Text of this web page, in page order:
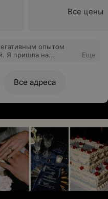
Все цены
опытом
Я пришла на
от визита
цеплялись к
Вместо того чтобы
напряженную
но и мне.
должна была
к этому
того чтобы
она
хамить,
и выгонять меня
где находится.
отношение
Не
Еще
Все адреса